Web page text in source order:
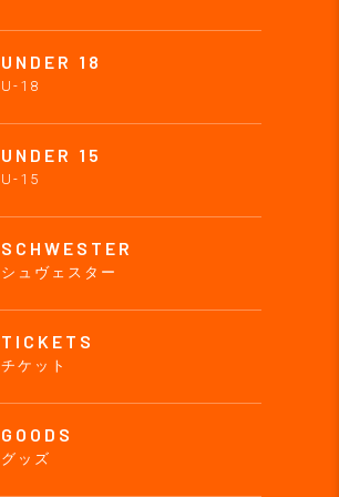
UNDER 18
U-18
UNDER 15
U-15
SCHWESTER
シュヴェスター
TICKETS
チケット
GOODS
グッズ